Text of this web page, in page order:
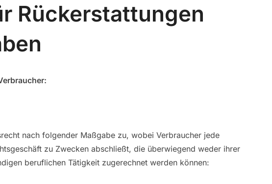
Rückerstattungen
nach folgender Maßgabe zu, wobei Verbraucher jede
zu Zwecken abschließt, die überwiegend weder ihrer
beruflichen Tätigkeit zugerechnet werden können: